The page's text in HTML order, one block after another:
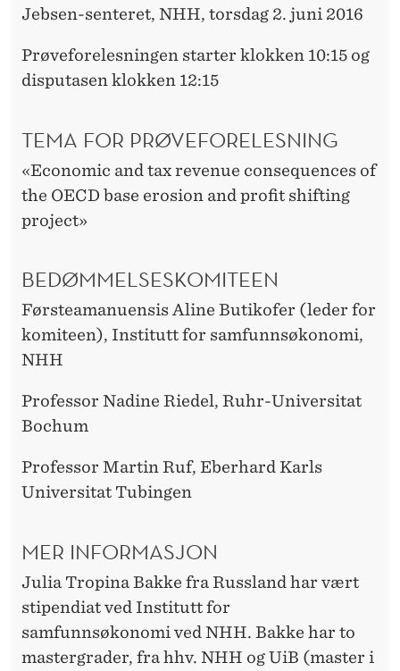
Jebsen-senteret, NHH, torsdag 2. juni 2016
Prøveforelesningen starter klokken 10:15 og
disputasen klokken 12:15
TEMA FOR PRØVEFORELESNING
«Economic and tax revenue consequences of
the OECD base erosion and profit shifting
project»
BEDØMMELSESKOMITEEN
Førsteamanuensis Aline Butikofer (leder for
komiteen), Institutt for samfunnsøkonomi,
NHH
Professor Nadine Riedel, Ruhr-Universitat
Bochum
Professor Martin Ruf, Eberhard Karls
Universitat Tubingen
MER INFORMASJON
Julia Tropina Bakke fra Russland har vært
stipendiat ved Institutt for
samfunnsøkonomi ved NHH. Bakke har to
mastergrader, fra hhv. NHH og UiB (master i